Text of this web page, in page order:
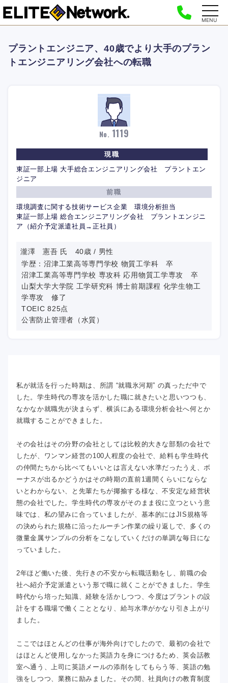
MENU
プラントエンジニア、40歳でより大手のプラン
トエンジニアリング会社への転職
No. 1119
現職
東証一部上場 大手総合エンジニアリング会社 プラントエン
ジニア
前職
環境調査に関する技術サービス企業 環境分析担当
東証一部上場 総合エンジニアリング会社 プラントエンジニ
ア（紹介予定派遣社員→正社員）
瀧澤 憲吾 氏 40歳 / 男性
学歴：沼津工業高等専門学校 物質工学科 卒
沼津工業高等専門学校 専攻科 応用物質工学専攻 卒
山梨大学大学院 工学研究科 博士前期課程 化学生物工
学専攻 修了
TOEIC 825点
公害防止管理者（水質）
私が就活を行った時期は、所謂 “就職氷河期” の真っただ中で
した。学生時代の専攻を活かした職に就きたいと思いつつも、
なかなか就職先が決まらず、横浜にある環境分析会社へ何とか
就職することができました。
その会社はその分野の会社としては比較的大きな部類の会社で
したが、ワンマン経営の100人程度の会社で、給料も学生時代
の仲間たちから比べてもいいとは言えない水準だったうえ、ボ
ーナスが出るかどうかはその時期の直前1週間くらいにならな
いとわからない、と先輩たちが揶揄する様な、不安定な経営状
態の会社でした。学生時代の専攻がそのまま役に立つという意
味では、私の望みに合っていましたが、基本的にはJIS規格等
の決められた規格に沿ったルーチン作業の繰り返しで、多くの
微量金属サンプルの分析をこなしていくだけの単調な毎日にな
っていました。
2年ほど働いた後、先行きの不安から転職活動をし、前職の会
社へ紹介予定派遣という形で職に就くことができました。学生
時代から培った知識、経験を活かしつつ、今度はプラントの設
計をする職場で働くこととなり、給与水準がかなり引き上がり
ました。
ここではほとんどの仕事が海外向けでしたので、最初の会社で
はほとんど使用しなかった英語力を身につけるため、英会話教
室へ通う、上司に英語メールの添削をしてもらう等、英語の勉
強をしつつ、業務に励みました。その間、社員向けの教育制度